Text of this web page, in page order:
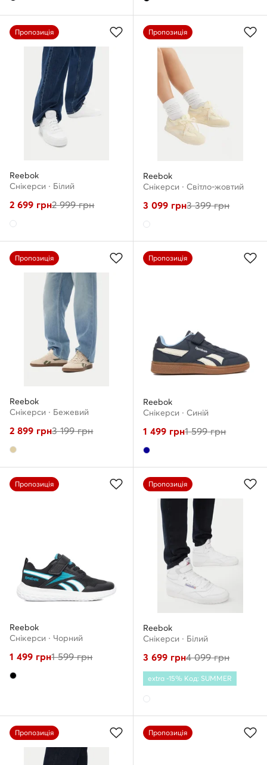
Пропозиція
Reebok
Снікерcи · Білий
2 699 грн2 999грн
Пропозиція
Reebok
Снікерcи · Світло-жовтий
3 099 грн3 399грн
Пропозиція
Reebok
Снікерcи · Бежевий
2 899 грн3 199грн
Пропозиція
Reebok
Снікерcи · Cиній
1 499 грн1 599грн
Пропозиція
Reebok
Снікерcи · Чорний
1 499 грн1 599грн
Пропозиція
Reebok
Снікерcи · Білий
3 699 грн4 099грн
extra -15% Код: SUMMER
Пропозиція Пропозиція